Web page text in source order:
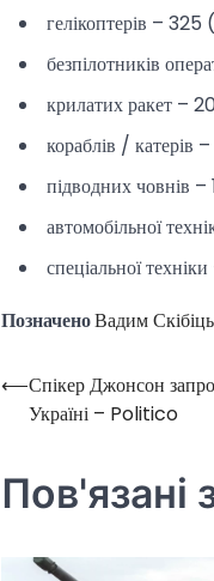
гелікоптерів –
безпілотників
крилатих ракет –
кораблів / катерів
підводних човнів
автомобільної
спеціальної
ПозначеноВадим
Навігація
записів
⟵Спікер Джонсон
Україні – Politico
Пов'язані